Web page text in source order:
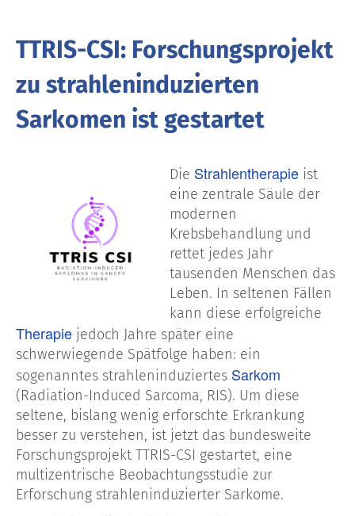
TTRIS-CSI: Forschungsprojekt
zu strahleninduzierten
Sarkomen ist gestartet
Die Strahlentherapie ist
eine zentrale Säule der
modernen
Krebsbehandlung und
rettet jedes Jahr
tausenden Menschen das
Leben. In seltenen Fällen
kann diese erfolgreiche
Therapie jedoch Jahre später eine
schwerwiegende Spätfolge haben: ein
sogenanntes strahleninduziertes Sarkom
(Radiation-Induced Sarcoma, RIS). Um diese
seltene, bislang wenig erforschte Erkrankung
besser zu verstehen, ist jetzt das bundesweite
Forschungsprojekt TTRIS-CSI gestartet, eine
multizentrische Beobachtungsstudie zur
Erforschung strahleninduzierter Sarkome.